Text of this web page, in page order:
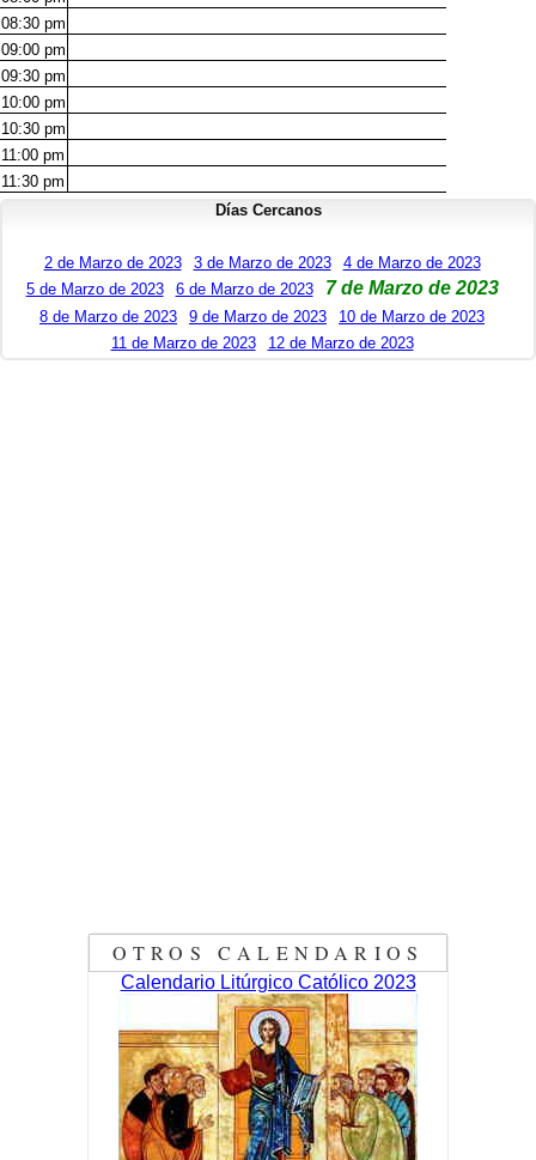
08:30 pm
09:00 pm
09:30 pm
10:00 pm
10:30 pm
11:00 pm
11:30 pm
Días Cercanos
2 de Marzo de 2023 3 de Marzo de 2023
4 de Marzo de 2023
5 de Marzo de 2023
6 de Marzo de 2023 7 de Marzo de 2023
8 de Marzo de 2023 9 de Marzo de 2023
10 de Marzo de 2023
11 de Marzo de 2023
12 de Marzo de 2023
OTROS CALENDARIOS
Calendario Litúrgico Católico 2023